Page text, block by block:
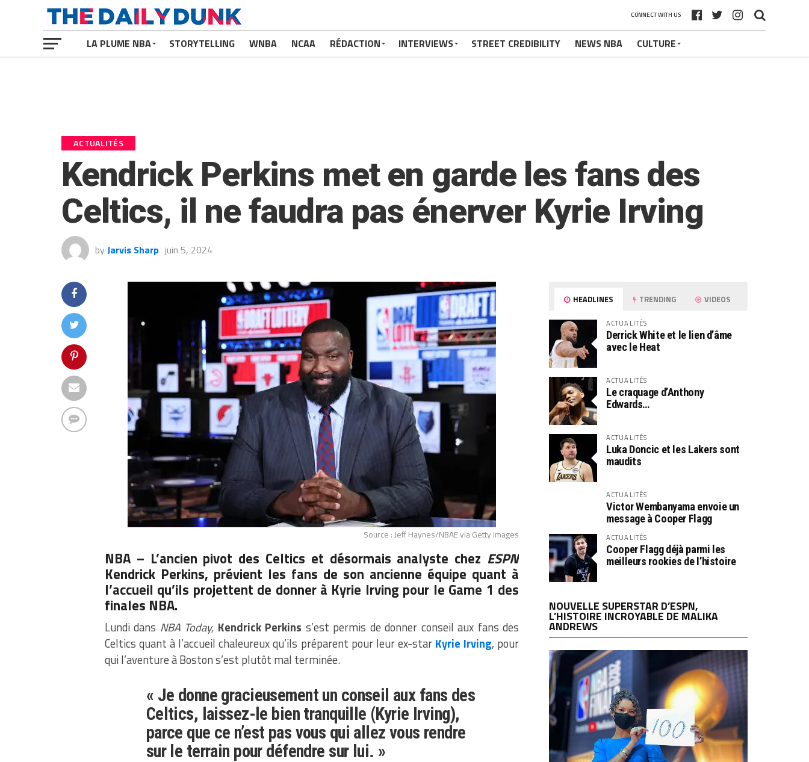
CONNECT WITH US
LA PLUME NBA STORYTELLING WNBA NCAA RÉDACTION INTERVIEWS STREET CREDIBILITY NEWS NBA CULTURE
ACTUALITÉS
Kendrick Perkins met en garde les fans des
Celtics, il ne faudra pas énerver Kyrie Irving
by Jarvis Sharp juin 5, 2024
Source : Jeff Haynes/NBAE via Getty Images
NBA – L’ancien pivot des Celtics et désormais analyste chez ESPN
Kendrick Perkins, prévient les fans de son ancienne équipe quant à
l’accueil qu’ils projettent de donner à Kyrie Irving pour le Game 1 des
finales NBA.
Lundi dans NBA Today, Kendrick Perkins s’est permis de donner conseil aux fans des
Celtics quant à l’accueil chaleureux qu’ils préparent pour leur ex-star Kyrie Irving, pour
qui l’aventure à Boston s’est plutôt mal terminée.
« Je donne gracieusement un conseil aux fans des
Celtics, laissez-le bien tranquille (Kyrie Irving),
parce que ce n’est pas vous qui allez vous rendre
sur le terrain pour défendre sur lui. »
HEADLINES TRENDING VIDEOS
ACTUALITÉS
Derrick White et le lien d’âme
avec le Heat
ACTUALITÉS
Le craquage d’Anthony
Edwards…
ACTUALITÉS
Luka Doncic et les Lakers sont
maudits
ACTUALITÉS
Victor Wembanyama envoie un
message à Cooper Flagg
ACTUALITÉS
Cooper Flagg déjà parmi les
meilleurs rookies de l’histoire
NOUVELLE SUPERSTAR D’ESPN,
L’HISTOIRE INCROYABLE DE MALIKA
ANDREWS